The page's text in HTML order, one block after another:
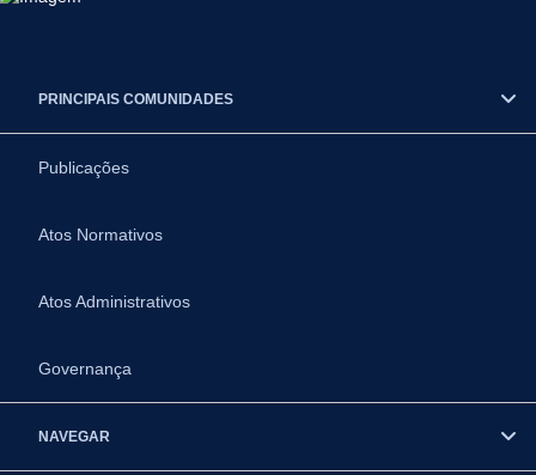
PRINCIPAIS COMUNIDADES
Publicações
Atos Normativos
Atos Administrativos
Governança
NAVEGAR